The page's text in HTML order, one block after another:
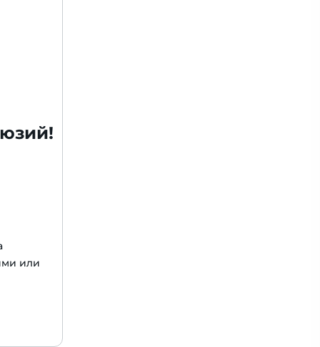
или